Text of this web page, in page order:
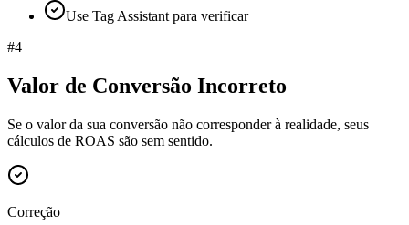
Use Tag Assistant para verificar
#4
Valor de Conversão Incorreto
Se o valor da sua conversão não corresponder à realidade, seus
cálculos de ROAS são sem sentido.
Correção